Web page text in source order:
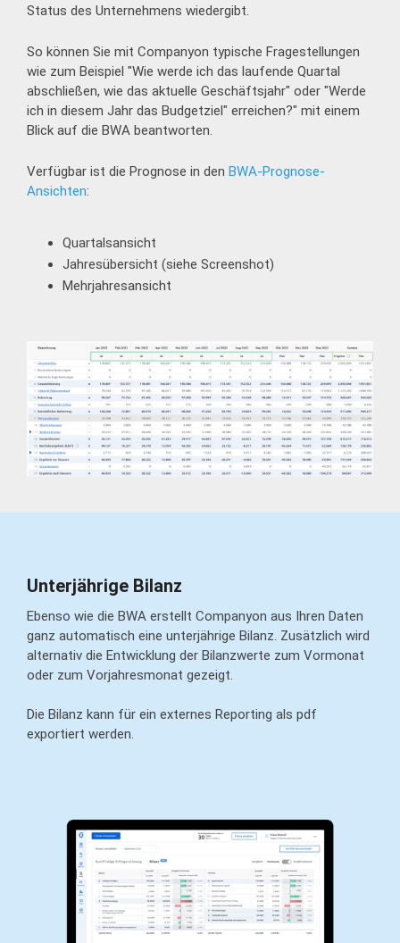
Status des Unternehmens wiedergibt.
So können Sie mit Companyon typische Fragestellungen
wie zum Beispiel "Wie werde ich das laufende Quartal
abschließen, wie das aktuelle Geschäftsjahr" oder "Werde
ich in diesem Jahr das Budgetziel" erreichen?" mit einem
Blick auf die BWA beantworten.
Verfügbar ist die Prognose in den BWA-Prognose-
Ansichten:
Quartalsansicht
Jahresübersicht (siehe Screenshot)
Mehrjahresansicht
Unterjährige Bilanz
Ebenso wie die BWA erstellt Companyon aus Ihren Daten
ganz automatisch eine unterjährige Bilanz. Zusätzlich wird
alternativ die Entwicklung der Bilanzwerte zum Vormonat
oder zum Vorjahresmonat gezeigt.
Die Bilanz kann für ein externes Reporting als pdf
exportiert werden.